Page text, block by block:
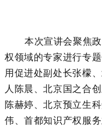
本次宣讲会聚焦
权领域的专家进行专
用促进处副处长张檬
人陈晨、北京国之合
陈赫婷、北京预立生
伟、首都知识产权服